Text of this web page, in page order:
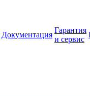
Документация
Гарантия
и сервис